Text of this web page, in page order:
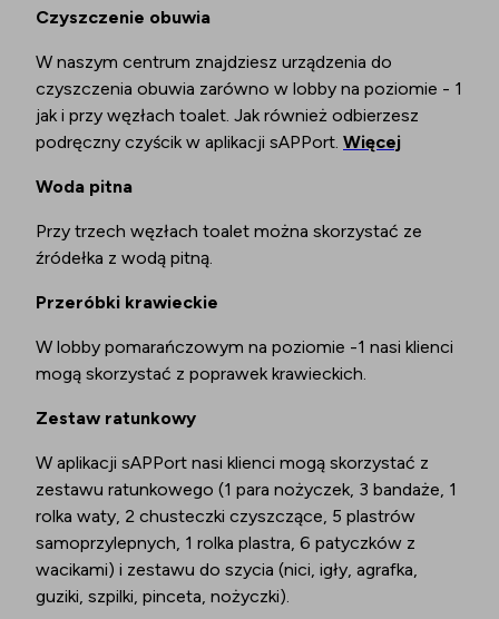
Czyszczenie obuwia
W naszym centrum znajdziesz urządzenia do
czyszczenia obuwia zarówno w lobby na poziomie - 1
jak i przy węzłach toalet. Jak również odbierzesz
podręczny czyścik w aplikacji sAPPort. Więcej
Woda pitna
Przy trzech węzłach toalet można skorzystać ze
źródełka z wodą pitną.
Przeróbki krawieckie
W lobby pomarańczowym na poziomie -1 nasi klienci
mogą skorzystać z poprawek krawieckich.
Zestaw ratunkowy
W aplikacji sAPPort nasi klienci mogą skorzystać z
zestawu ratunkowego (1 para nożyczek, 3 bandaże, 1
rolka waty, 2 chusteczki czyszczące, 5 plastrów
samoprzylepnych, 1 rolka plastra, 6 patyczków z
wacikami) i zestawu do szycia (nici, igły, agrafka,
guziki, szpilki, pinceta, nożyczki).